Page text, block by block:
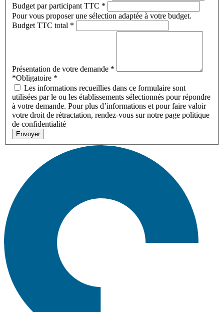
Budget par participant TTC *
Pour vous proposer une sélection adaptée à votre budget.
Budget TTC total *
Présentation de votre demande *
*Obligatoire *
Les informations recueillies dans ce formulaire sont
utilisées par le ou les établissements sélectionnés pour répondre
à votre demande. Pour plus d’informations et pour faire valoir
votre droit de rétractation, rendez-vous sur notre page politique
de confidentialité
Envoyer